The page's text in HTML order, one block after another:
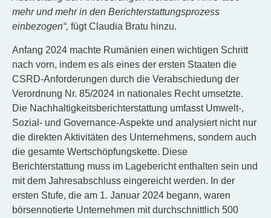
mehr und mehr in den Berichterstattungsprozess
einbezogen“, fügt Claudia Bratu hinzu.
Anfang 2024 machte Rumänien einen wichtigen Schritt
nach vorn, indem es als eines der ersten Staaten die
CSRD-Anforderungen durch die Verabschiedung der
Verordnung Nr. 85/2024 in nationales Recht umsetzte.
Die Nachhaltigkeitsberichterstattung umfasst Umwelt-,
Sozial- und Governance-Aspekte und analysiert nicht nur
die direkten Aktivitäten des Unternehmens, sondern auch
die gesamte Wertschöpfungskette. Diese
Berichterstattung muss im Lagebericht enthalten sein und
mit dem Jahresabschluss eingereicht werden. In der
ersten Stufe, die am 1. Januar 2024 begann, waren
börsennotierte Unternehmen mit durchschnittlich 500